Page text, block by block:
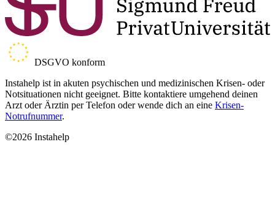
DSGVO konform
Instahelp ist in akuten psychischen und medizinischen Krisen- oder
Notsituationen nicht geeignet. Bitte kontaktiere umgehend deinen
Arzt oder Ärztin per Telefon oder wende dich an eine Krisen-
Notrufnummer.
©2026 Instahelp